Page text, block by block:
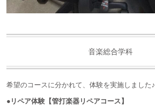
音楽総合学科
希望のコースに分かれて、体験を実施しました♪
●リペア体験【管打楽器リペアコース】